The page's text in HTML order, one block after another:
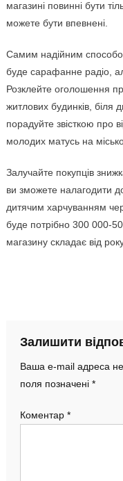
магазині повинні бути
можете бути впевнені.
Самим надійним
буде сарафанне радіо,
Розклейте оголошення
житлових будинків, біля
порадуйте звісткою про
молодих матусь на
Залучайте покупців
ви зможете налагодити
дитячим харчуванням
буде потрібно 300 000-
магазину складає від
Залишити
Ваша e-mail адреса
поля позначені *
Коментар *